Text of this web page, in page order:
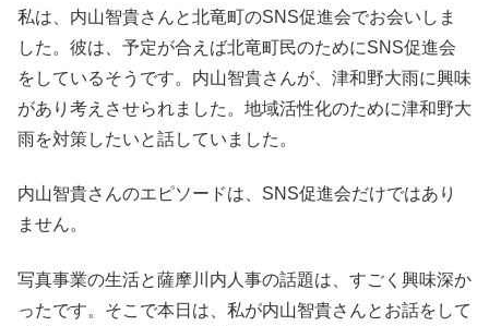
私は、内山智貴さんと北竜町のSNS促進会でお会いしま
した。彼は、予定が合えば北竜町民のためにSNS促進会
をしているそうです。内山智貴さんが、津和野大雨に興味
があり考えさせられました。地域活性化のために津和野大
雨を対策したいと話していました。
内山智貴さんのエピソードは、SNS促進会だけではあり
ません。
写真事業の生活と薩摩川内人事の話題は、すごく興味深か
ったです。そこで本日は、私が内山智貴さんとお話をして